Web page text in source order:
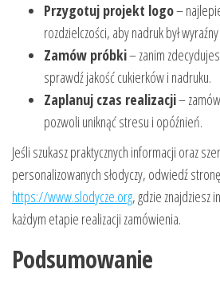
Przygotuj projekt logo–
rozdzielczości, aby nadruk był
Zamów próbki– zanim
sprawdź jakość cukierków i nadruku.
Zaplanuj czas realizacji–
pozwoli uniknąć stresu i opóźnień.
Jeśli szukasz praktycznych informacji oraz
personalizowanych słodyczy, odwiedź stronę
https://www.slodycze.org, gdzie znajdziesz
każdym etapie realizacji zamówienia.
Podsumowanie